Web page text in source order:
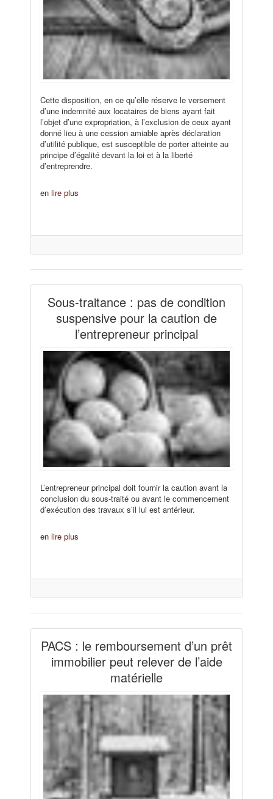
Cette disposition, en ce qu’elle réserve le versement
d’une indemnité aux locataires de biens ayant fait
l’objet d’une expropriation, à l’exclusion de ceux ayant
donné lieu à une cession amiable après déclaration
d’utilité publique, est susceptible de porter atteinte au
principe d’égalité devant la loi et à la liberté
d’entreprendre.
en lire plus
Sous-traitance : pas de condition
suspensive pour la caution de
l’entrepreneur principal
L’entrepreneur principal doit fournir la caution avant la
conclusion du sous-traité ou avant le commencement
d’exécution des travaux s’il lui est antérieur.
en lire plus
PACS : le remboursement d’un prêt
immobilier peut relever de l’aide
matérielle